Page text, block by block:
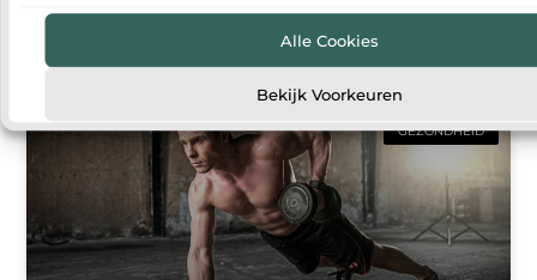
Alle Cookies
Bekijk Voorkeuren
de populairste oplossingen is een warmtepomp. Met
GEZONDHEID